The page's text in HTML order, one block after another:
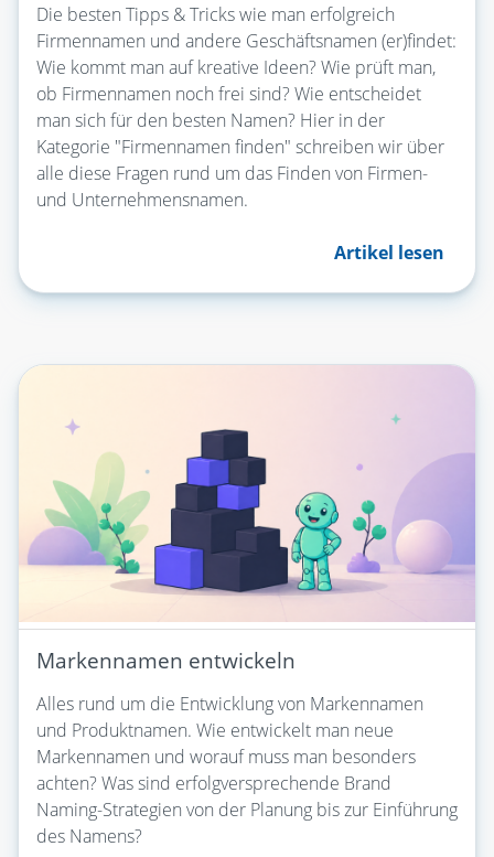
Die besten Tipps & Tricks wie man erfolgreich
Firmennamen und andere Geschäftsnamen (er)findet:
Wie kommt man auf kreative Ideen? Wie prüft man,
ob Firmennamen noch frei sind? Wie entscheidet
man sich für den besten Namen? Hier in der
Kategorie "Firmennamen finden" schreiben wir über
alle diese Fragen rund um das Finden von Firmen-
und Unternehmensnamen.
Artikel lesen
Markennamen entwickeln
Alles rund um die Entwicklung von Markennamen
und Produktnamen. Wie entwickelt man neue
Markennamen und worauf muss man besonders
achten? Was sind erfolgversprechende Brand
Naming-Strategien von der Planung bis zur Einführung
des Namens?